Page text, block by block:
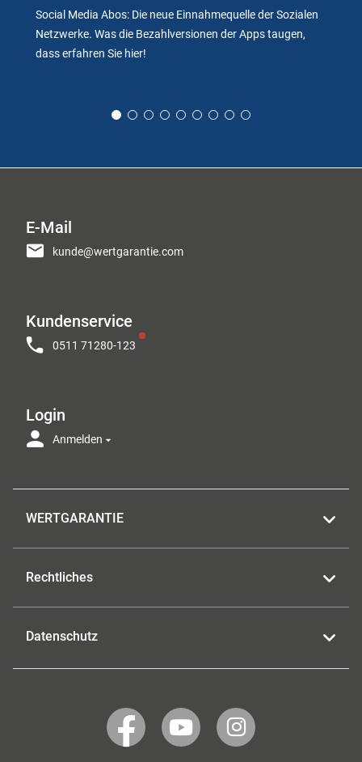
Social Media Abos: Die neue Einnahmequelle der Sozialen
Netzwerke. Was die Bezahlversionen der Apps taugen,
dass erfahren Sie hier!
E-Mail
kunde@wertgarantie.com
Kundenservice
0511 71280-123
Login
Anmelden
WERTGARANTIE
Rechtliches
Datenschutz
WERTGARANTIE
auf
WERTGARANTIE
auf
WERTGARANTIE
auf